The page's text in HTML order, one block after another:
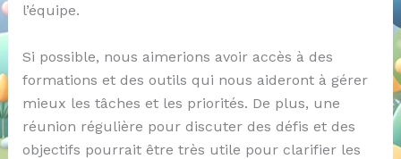
l’équipe.
Si possible, nous aimerions avoir accès à des
formations et des outils qui nous aideront à gérer
mieux les tâches et les priorités. De plus, une
réunion régulière pour discuter des défis et des
objectifs pourrait être très utile pour clarifier les